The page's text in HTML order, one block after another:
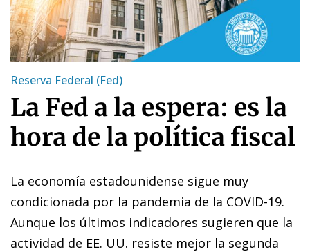
Reserva Federal (Fed)
La Fed a la espera: es la
hora de la política fiscal
La economía estadounidense sigue muy
condicionada por la pandemia de la COVID-19.
Aunque los últimos indicadores sugieren que la
actividad de EE. UU. resiste mejor la segunda